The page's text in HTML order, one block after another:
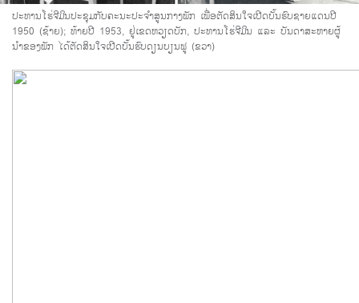
ປະທານໂຮ່ຈີມິນປະຊຸມກັບຄະນະປະຈຳສູນກາງພັກ ເພື່ອຕັດສິນໃຈເປີດບັ້ນຮົບຊາຍແດນປີ
1950 (ຊ້າຍ); ທ້າຍປີ 1953, ຢູ່ເຂດຫວຽດບັກ, ປະທານໂຮ່ຈີມິນ ແລະ ບັນດາສະຫາຍຜູ້
ນຳຂອງພັກ ໄດ້ຕັດສິນໃຈເປີດບັ້ນຮົບດຽນບຽນຟູ (ຂວາ)